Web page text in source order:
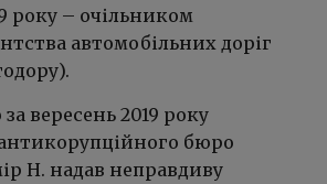
року – очільником
автомобільних доріг
вересень 2019 року
бюро
Н. надав неправдиву